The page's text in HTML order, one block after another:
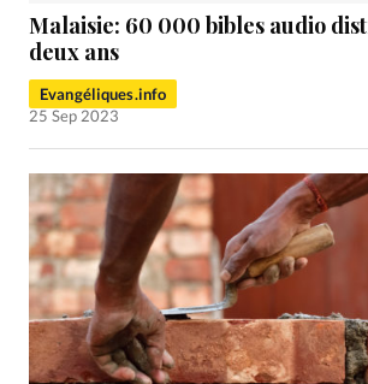
Malaisie: 60 000 bibles audio
deux ans
Evangéliques.info
25 Sep 2023